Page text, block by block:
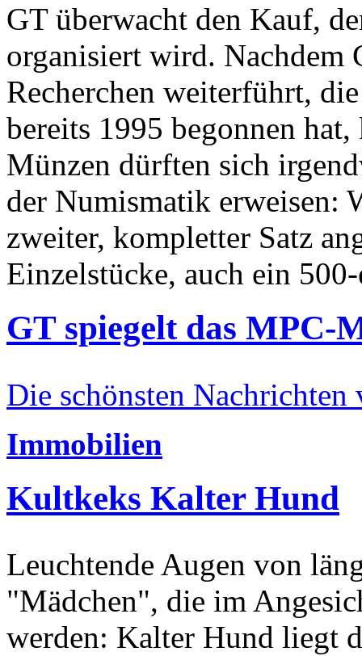
GT überwacht den Kauf,
organisiert wird. Nachdem
Recherchen weiterführt,
bereits 1995 begonnen
Münzen dürften sich
der Numismatik erweisen:
zweiter, kompletter Satz
Einzelstücke, auch ein
GT spiegelt das MPC-
Die schönsten Nachrichten
Immobilien
Kultkeks Kalter Hund
Leuchtende Augen von
"Mädchen", die im
werden: Kalter Hund liegt